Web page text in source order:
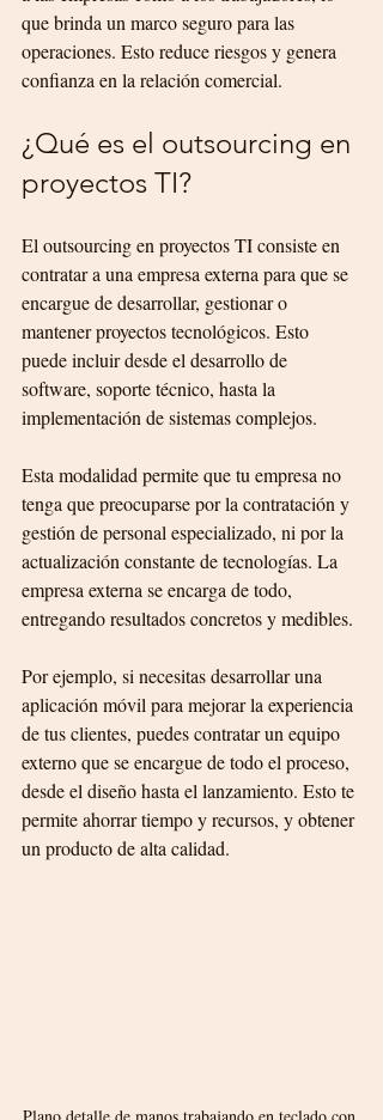
que brinda un marco seguro para las
operaciones. Esto reduce riesgos y genera
confianza en la relación comercial.
¿Qué es el outsourcing en
proyectos TI?
El outsourcing en proyectos TI consiste en
contratar a una empresa externa para que se
encargue de desarrollar, gestionar o
mantener proyectos tecnológicos. Esto
puede incluir desde el desarrollo de
software, soporte técnico, hasta la
implementación de sistemas complejos.
Esta modalidad permite que tu empresa no
tenga que preocuparse por la contratación y
gestión de personal especializado, ni por la
actualización constante de tecnologías. La
empresa externa se encarga de todo,
entregando resultados concretos y medibles.
Por ejemplo, si necesitas desarrollar una
aplicación móvil para mejorar la experiencia
de tus clientes, puedes contratar un equipo
externo que se encargue de todo el proceso,
desde el diseño hasta el lanzamiento. Esto te
permite ahorrar tiempo y recursos, y obtener
un producto de alta calidad.
Plano detalle de manos trabajando en teclado con